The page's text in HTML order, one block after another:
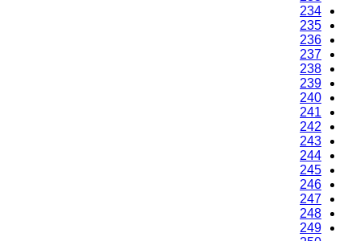
234
235
236
237
238
239
240
241
242
243
244
245
246
247
248
249